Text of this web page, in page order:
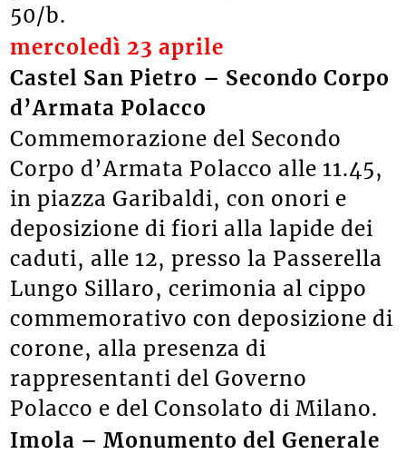
50/b.
mercoledì 23 aprile
Castel San Pietro – Secondo Corpo
d’Armata Polacco
Commemorazione del Secondo
Corpo d’Armata Polacco alle 11.45,
in piazza Garibaldi, con onori e
deposizione di fiori alla lapide dei
caduti, alle 12, presso la Passerella
Lungo Sillaro, cerimonia al cippo
commemorativo con deposizione di
corone, alla presenza di
rappresentanti del Governo
Polacco e del Consolato di Milano.
Imola – Monumento del Generale